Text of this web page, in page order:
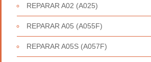
REPARAR A02 (A025)
REPARAR A05 (A055F)
REPARAR A05S (A057F)